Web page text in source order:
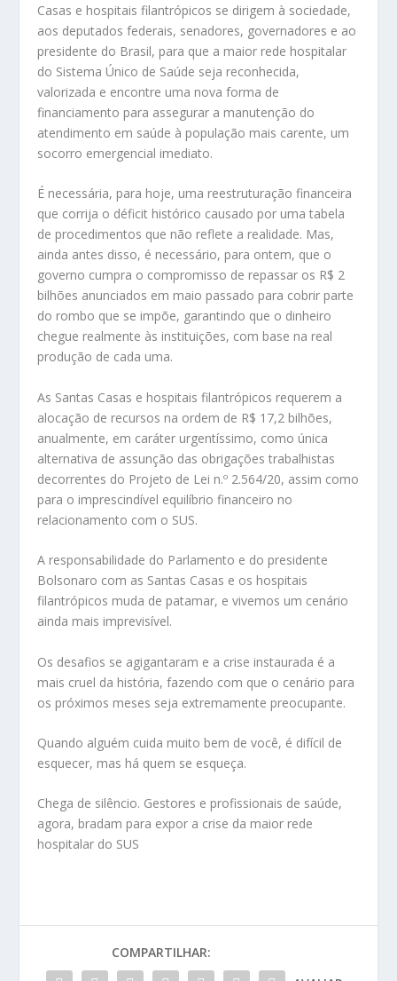
Casas e hospitais filantrópicos se dirigem à sociedade,
aos deputados federais, senadores, governadores e ao
presidente do Brasil, para que a maior rede hospitalar
do Sistema Único de Saúde seja reconhecida,
valorizada e encontre uma nova forma de
financiamento para assegurar a manutenção do
atendimento em saúde à população mais carente, um
socorro emergencial imediato.
É necessária, para hoje, uma reestruturação financeira
que corrija o déficit histórico causado por uma tabela
de procedimentos que não reflete a realidade. Mas,
ainda antes disso, é necessário, para ontem, que o
governo cumpra o compromisso de repassar os R$ 2
bilhões anunciados em maio passado para cobrir parte
do rombo que se impõe, garantindo que o dinheiro
chegue realmente às instituições, com base na real
produção de cada uma.
As Santas Casas e hospitais filantrópicos requerem a
alocação de recursos na ordem de R$ 17,2 bilhões,
anualmente, em caráter urgentíssimo, como única
alternativa de assunção das obrigações trabalhistas
decorrentes do Projeto de Lei n.º 2.564/20, assim como
para o imprescindível equilíbrio financeiro no
relacionamento com o SUS.
A responsabilidade do Parlamento e do presidente
Bolsonaro com as Santas Casas e os hospitais
filantrópicos muda de patamar, e vivemos um cenário
ainda mais imprevisível.
Os desafios se agigantaram e a crise instaurada é a
mais cruel da história, fazendo com que o cenário para
os próximos meses seja extremamente preocupante.
Quando alguém cuida muito bem de você, é difícil de
esquecer, mas há quem se esqueça.
Chega de silêncio. Gestores e profissionais de saúde,
agora, bradam para expor a crise da maior rede
hospitalar do SUS
COMPARTILHAR: